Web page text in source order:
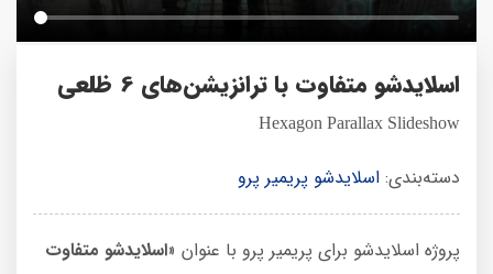
اسلایدشو متفاوت با ترانزیشن‌های 6 ظلعی
Hexagon Parallax Slideshow
دسته‌بندی: اسلایدشو پریمیر پرو
پروژه اسلایدشو برای پریمیر پرو با عنوان «اسلایدشو متفاوت